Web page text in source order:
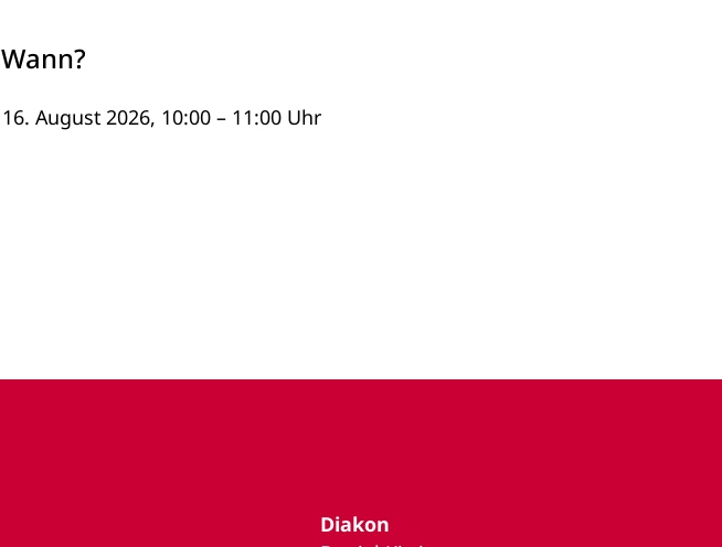
Wann?
16. August 2026, 10:00 – 11:00 Uhr
Diakon